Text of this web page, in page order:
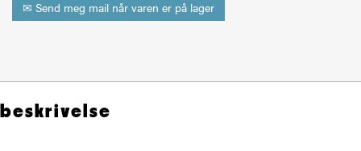
✉ Send meg mail når varen er på lager
beskrivelse